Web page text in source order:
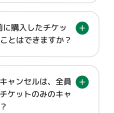
購入したチケッ
とはできますか？
ャンセルは、全員
ケットのみのキャ